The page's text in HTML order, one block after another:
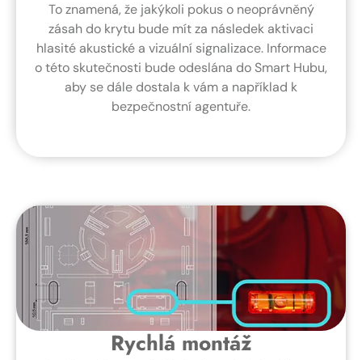
To znamená, že jakýkoli pokus o neoprávněný
zásah do krytu bude mít za následek aktivaci
hlasité akustické a vizuální signalizace. Informace
o této skutečnosti bude odeslána do Smart Hubu,
aby se dále dostala k vám a například k
bezpečnostní agentuře.
Rychlá montáž